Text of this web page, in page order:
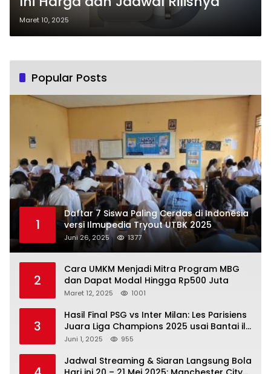
Maret 10, 2025
Popular Posts
1
Daftar 7 Siswa Paling Cerdas di Indonesia
versi Ilmupedia Tryout UTBK 2025
Juni 26, 2025 1377
2
Cara UMKM Menjadi Mitra Program MBG
dan Dapat Modal Hingga Rp500 Juta
Maret 12, 2025 1001
3
Hasil Final PSG vs Inter Milan: Les Parisiens
Juara Liga Champions 2025 usai Bantai il
Nerazzurri
Juni 1, 2025 955
Jadwal Streaming & Siaran Langsung Bola